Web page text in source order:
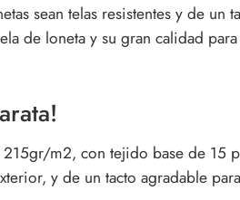
sean telas resistentes y de un
de lonetay su gran calidad
m2, con tejido base de 15
y de un tacto agradable